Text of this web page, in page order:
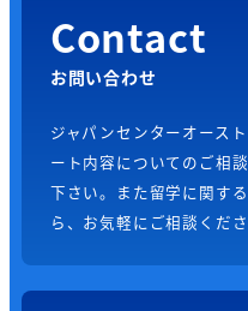
Contact
お問い合わせ
ジャパンセンターオース
ート内容についてのご相
下さい。また留学に関す
ら、お気軽にご相談くださ